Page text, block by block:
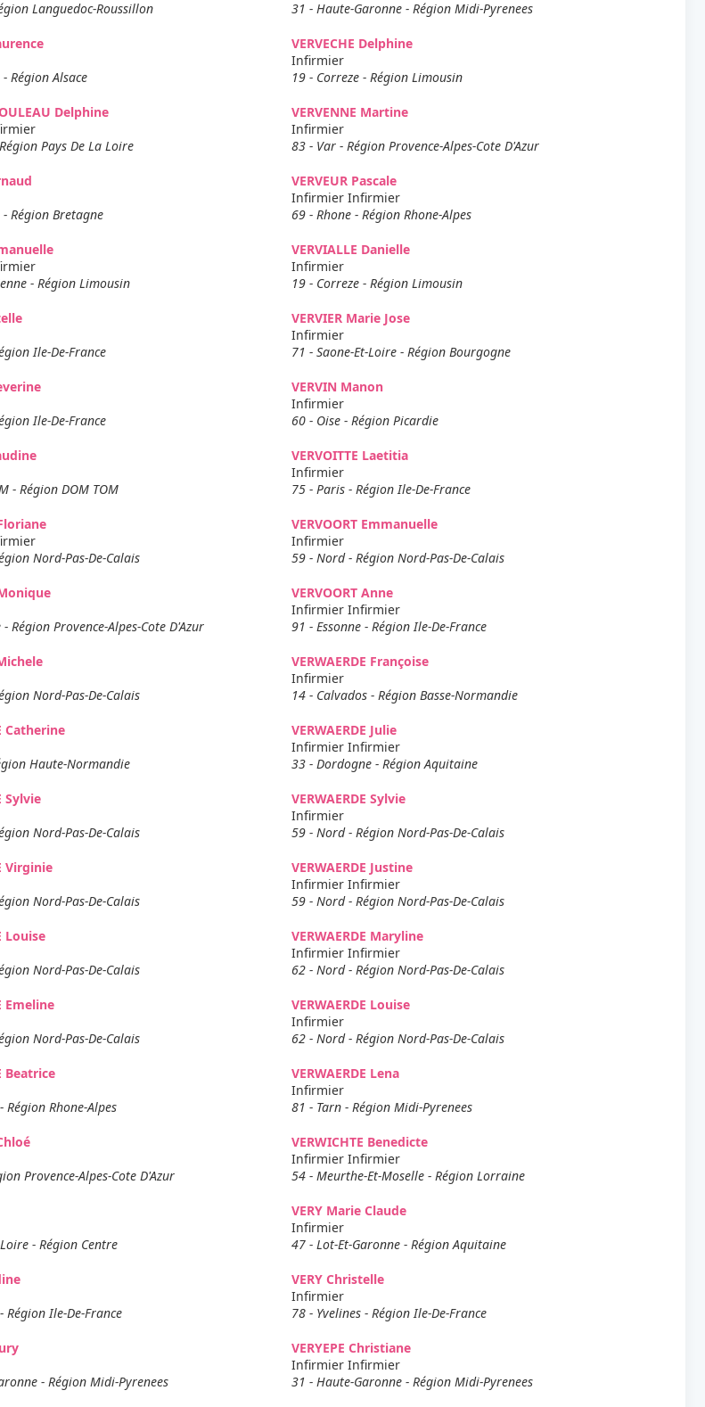
Languedoc-Roussillon
31 - Haute-Garonne - Région Midi-Pyrenees
Région Alsace
VERVECHE Delphine
Infirmier
19 - Correze - Région Limousin
Delphine
Pays De La Loire
VERVENNE Martine
Infirmier
83 - Var - Région Provence-Alpes-Cote D'Azur
Région Bretagne
VERVEUR Pascale
Infirmier Infirmier
69 - Rhone - Région Rhone-Alpes
- Région Limousin
VERVIALLE Danielle
Infirmier
19 - Correze - Région Limousin
Ile-De-France
VERVIER Marie Jose
Infirmier
71 - Saone-Et-Loire - Région Bourgogne
Ile-De-France
VERVIN Manon
Infirmier
60 - Oise - Région Picardie
- Région DOM TOM
VERVOITTE Laetitia
Infirmier
75 - Paris - Région Ile-De-France
Nord-Pas-De-Calais
VERVOORT Emmanuelle
Infirmier
59 - Nord - Région Nord-Pas-De-Calais
Région Provence-Alpes-Cote D'Azur
VERVOORT Anne
Infirmier Infirmier
91 - Essonne - Région Ile-De-France
Nord-Pas-De-Calais
VERWAERDE Françoise
Infirmier
14 - Calvados - Région Basse-Normandie
Catherine
Haute-Normandie
VERWAERDE Julie
Infirmier Infirmier
33 - Dordogne - Région Aquitaine
Sylvie
Nord-Pas-De-Calais
VERWAERDE Sylvie
Infirmier
59 - Nord - Région Nord-Pas-De-Calais
Virginie
Nord-Pas-De-Calais
VERWAERDE Justine
Infirmier Infirmier
59 - Nord - Région Nord-Pas-De-Calais
Louise
Nord-Pas-De-Calais
VERWAERDE Maryline
Infirmier Infirmier
62 - Nord - Région Nord-Pas-De-Calais
Emeline
Nord-Pas-De-Calais
VERWAERDE Louise
Infirmier
62 - Nord - Région Nord-Pas-De-Calais
Beatrice
Région Rhone-Alpes
VERWAERDE Lena
Infirmier
81 - Tarn - Région Midi-Pyrenees
Provence-Alpes-Cote D'Azur
VERWICHTE Benedicte
Infirmier Infirmier
54 - Meurthe-Et-Moselle - Région Lorraine
- Région Centre
VERY Marie Claude
Infirmier
47 - Lot-Et-Garonne - Région Aquitaine
Région Ile-De-France
VERY Christelle
Infirmier
78 - Yvelines - Région Ile-De-France
- Région Midi-Pyrenees
VERYEPE Christiane
Infirmier Infirmier
31 - Haute-Garonne - Région Midi-Pyrenees